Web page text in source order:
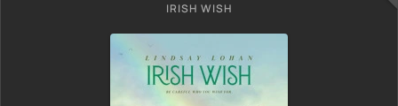
IRISH WISH